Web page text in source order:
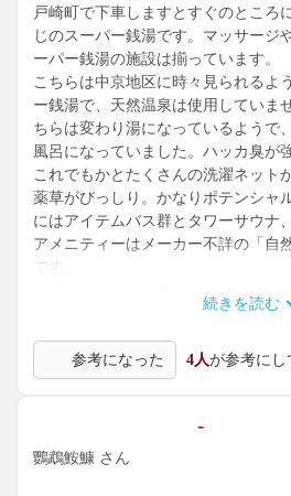
戸崎町で下車しますとすぐのところ
じのスーパー銭湯です。マッサージ
ーパー銭湯の施設は揃っています。
こちらは中京地区に時々見られるよ
ー銭湯で、天然温泉は使用していま
ちらは変わり湯になっているようで
風呂になっていました。ハッカ臭が
これでもかとたくさんの洗濯ネット
薬草がびっしり。かなりポテンシャ
にはアイテムバス群とタワーサウナ
アメニティーはメーカー不詳の「自
です。
槽があります。すべて白湯になって
ミ類の抜けが悪く、浮遊系のゴミが
と、常滑焼の壷湯が2基あります。
湯で、じっくりと入ることができま
天然温泉ではありませんので特別感
にバリューのある施設かと思います
付加価値は十分でした。白湯自体も
続きを読む
参考になった 4人が参考にし
-
鸚鵡鮟鱇 さん